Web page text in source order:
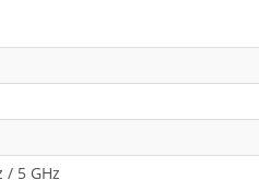
/ 5 GHz